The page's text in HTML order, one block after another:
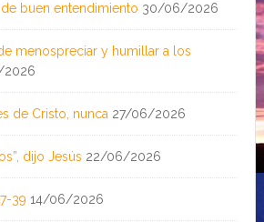
buen entendimiento 30/06/2026
menospreciar y humillar a los
de Cristo, nunca 27/06/2026
dijo Jesús 22/06/2026
39 14/06/2026